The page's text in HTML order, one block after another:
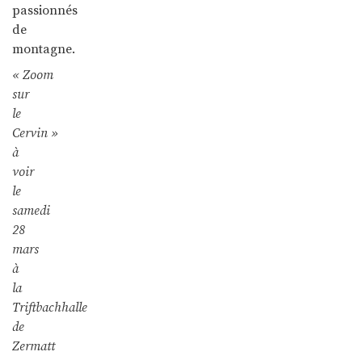
passionnés
de
montagne.
« Zoom
sur
le
Cervin »
à
voir
le
samedi
28
mars
à
la
Triftbachhalle
de
Zermatt